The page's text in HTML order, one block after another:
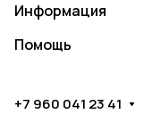
Информация
Помощь
+7 960 041 23 41